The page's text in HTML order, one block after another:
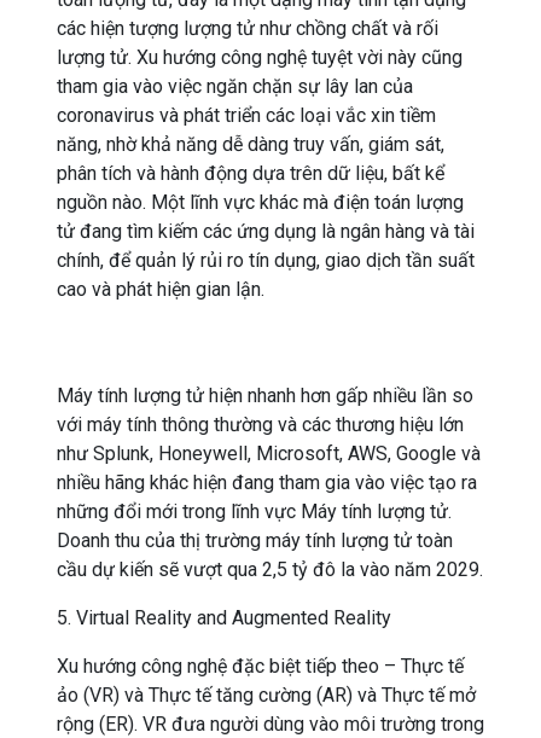
các hiện tượng lượng tử như chồng chất và rối
lượng tử. Xu hướng công nghệ tuyệt vời này cũng
tham gia vào việc ngăn chặn sự lây lan của
coronavirus và phát triển các loại vắc xin tiềm
năng, nhờ khả năng dễ dàng truy vấn, giám sát,
phân tích và hành động dựa trên dữ liệu, bất kể
nguồn nào. Một lĩnh vực khác mà điện toán lượng
tử đang tìm kiếm các ứng dụng là ngân hàng và tài
chính, để quản lý rủi ro tín dụng, giao dịch tần suất
cao và phát hiện gian lận.
Máy tính lượng tử hiện nhanh hơn gấp nhiều lần so
với máy tính thông thường và các thương hiệu lớn
như Splunk, Honeywell, Microsoft, AWS, Google và
nhiều hãng khác hiện đang tham gia vào việc tạo ra
những đổi mới trong lĩnh vực Máy tính lượng tử.
Doanh thu của thị trường máy tính lượng tử toàn
cầu dự kiến ​​sẽ vượt qua 2,5 tỷ đô la vào năm 2029.
5. Virtual Reality and Augmented Reality
Xu hướng công nghệ đặc biệt tiếp theo – Thực tế
ảo (VR) và Thực tế tăng cường (AR) và Thực tế mở
rộng (ER). VR đưa người dùng vào môi trường trong